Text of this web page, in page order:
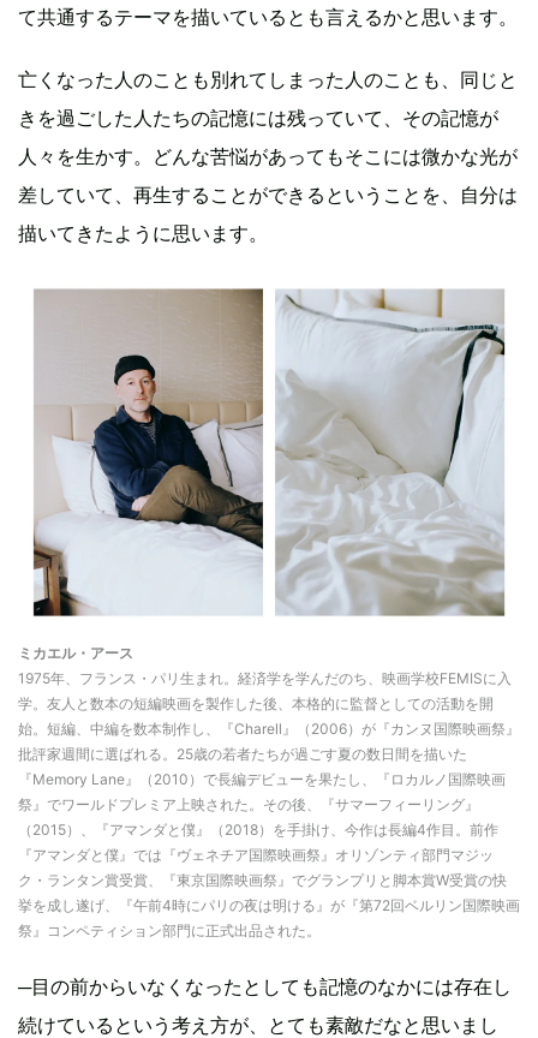
て共通するテーマを描いているとも言えるかと思います。
亡くなった人のことも別れてしまった人のことも、同じと
きを過ごした人たちの記憶には残っていて、その記憶が
人々を生かす。どんな苦悩があってもそこには微かな光が
差していて、再生することができるということを、自分は
描いてきたように思います。
ミカエル・アース
1975年、フランス・パリ生まれ。経済学を学んだのち、映画学校FEMISに入
学。友人と数本の短編映画を製作した後、本格的に監督としての活動を開
始。短編、中編を数本制作し、『Charell』（2006）が『カンヌ国際映画祭』
批評家週間に選ばれる。25歳の若者たちが過ごす夏の数日間を描いた
『Memory Lane』（2010）で長編デビューを果たし、『ロカルノ国際映画
祭』でワールドプレミア上映された。その後、『サマーフィーリング』
（2015）、『アマンダと僕』（2018）を手掛け、今作は長編4作目。前作
『アマンダと僕』では『ヴェネチア国際映画祭』オリゾンティ部門マジッ
ク・ランタン賞受賞、『東京国際映画祭』でグランプリと脚本賞W受賞の快
挙を成し遂げ、『午前4時にパリの夜は明ける』が『第72回ベルリン国際映画
祭』コンペティション部門に正式出品された。
─目の前からいなくなったとしても記憶のなかには存在し
続けているという考え方が、とても素敵だなと思いまし